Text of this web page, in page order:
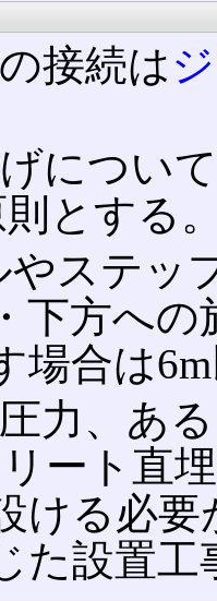
接続は
につい
とする
やステ
下方へ
場合は
力、あ
ート直
ける必
た設置